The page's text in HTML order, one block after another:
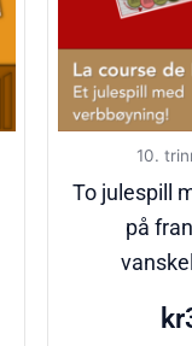
10.
To julespill
på
kr